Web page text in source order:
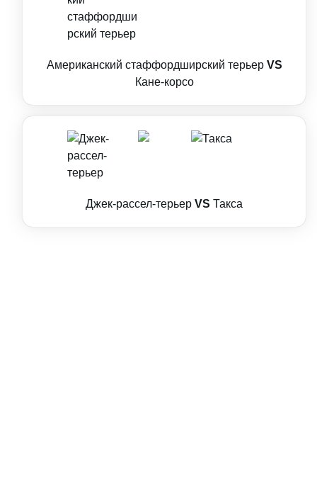
Американский стаффордширский терьер VS
Кане-корсо
Джек-рассел-терьер VS Такса